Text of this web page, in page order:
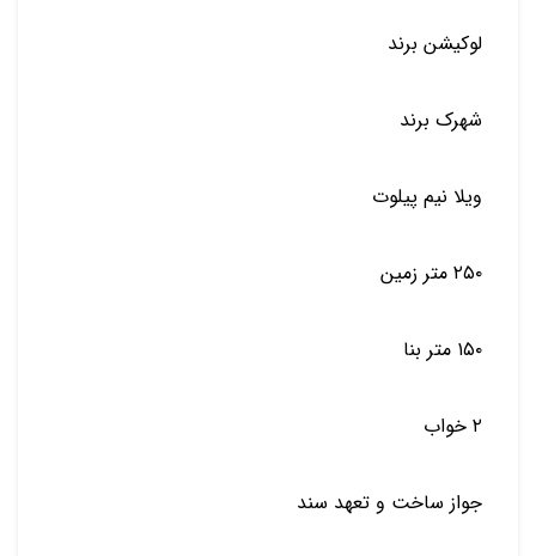
لوکیشن برند
شهرک برند
ویلا نیم پیلوت
۲۵۰ متر زمین
۱۵۰ متر بنا
۲ خواب
جواز ساخت و تعهد سند